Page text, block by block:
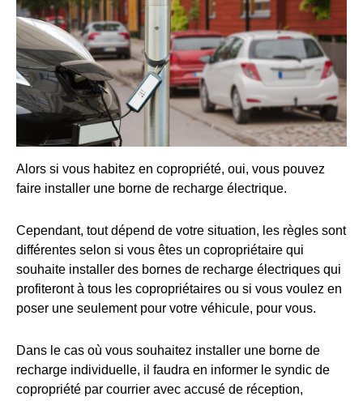
Alors si vous habitez en copropriété, oui, vous pouvez
faire installer une borne de recharge électrique.
Cependant, tout dépend de votre situation, les règles sont
différentes selon si vous êtes un copropriétaire qui
souhaite installer des bornes de recharge électriques qui
profiteront à tous les copropriétaires ou si vous voulez en
poser une seulement pour votre véhicule, pour vous.
Dans le cas où vous souhaitez installer une borne de
recharge individuelle, il faudra en informer le syndic de
copropriété par courrier avec accusé de réception,